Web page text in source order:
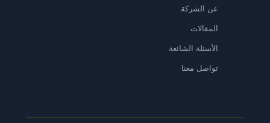
عن الشركة
المقالات
الأسئلة الشائعة
تواصل معنا